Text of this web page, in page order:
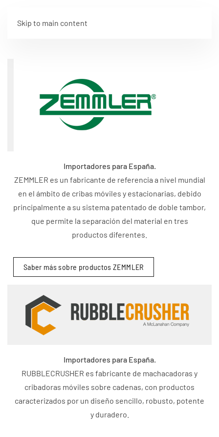
Skip to main content
Importadores para España.
ZEMMLER es un fabricante de referencia a nivel mundial
en el ámbito de cribas móviles y estacionarias, debido
principalmente a su sistema patentado de doble tambor,
que permite la separación del material en tres
productos diferentes.
Saber más sobre productos ZEMMLER
Importadores para España.
RUBBLECRUSHER es fabricante de machacadoras y
cribadoras móviles sobre cadenas, con productos
caracterizados por un diseño sencillo, robusto, potente
y duradero.